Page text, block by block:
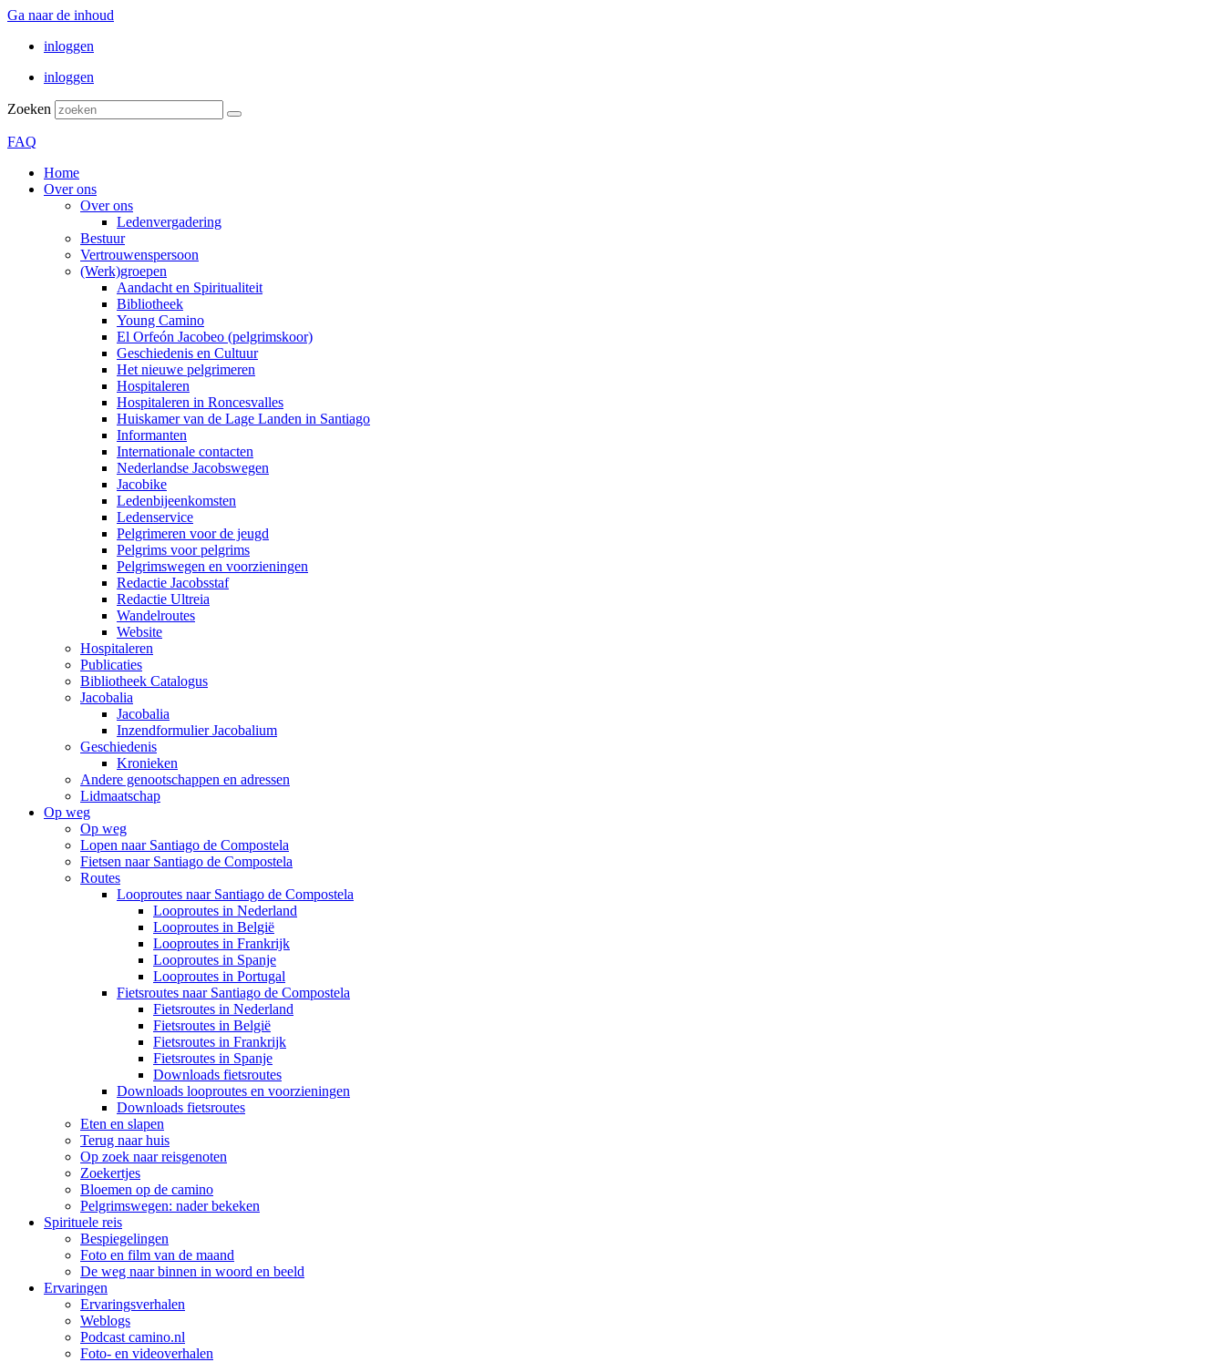
Ga naar de inhoud
inloggen
inloggen
Zoeken
FAQ
Home
Over ons
Over ons
Ledenvergadering
Bestuur
Vertrouwenspersoon
(Werk)groepen
Aandacht en Spiritualiteit
Bibliotheek
Young Camino
El Orfeón Jacobeo (pelgrimskoor)
Geschiedenis en Cultuur
Het nieuwe pelgrimeren
Hospitaleren
Hospitaleren in Roncesvalles
Huiskamer van de Lage Landen in Santiago
Informanten
Internationale contacten
Nederlandse Jacobswegen
Jacobike
Ledenbijeenkomsten
Ledenservice
Pelgrimeren voor de jeugd
Pelgrims voor pelgrims
Pelgrimswegen en voorzieningen
Redactie Jacobsstaf
Redactie Ultreia
Wandelroutes
Website
Hospitaleren
Publicaties
Bibliotheek Catalogus
Jacobalia
Jacobalia
Inzendformulier Jacobalium
Geschiedenis
Kronieken
Andere genootschappen en adressen
Lidmaatschap
Op weg
Op weg
Lopen naar Santiago de Compostela
Fietsen naar Santiago de Compostela
Routes
Looproutes naar Santiago de Compostela
Looproutes in Nederland
Looproutes in België
Looproutes in Frankrijk
Looproutes in Spanje
Looproutes in Portugal
Fietsroutes naar Santiago de Compostela
Fietsroutes in Nederland
Fietsroutes in België
Fietsroutes in Frankrijk
Fietsroutes in Spanje
Downloads fietsroutes
Downloads looproutes en voorzieningen
Downloads fietsroutes
Eten en slapen
Terug naar huis
Op zoek naar reisgenoten
Zoekertjes
Bloemen op de camino
Pelgrimswegen: nader bekeken
Spirituele reis
Bespiegelingen
Foto en film van de maand
De weg naar binnen in woord en beeld
Ervaringen
Ervaringsverhalen
Weblogs
Podcast camino.nl
Foto- en videoverhalen